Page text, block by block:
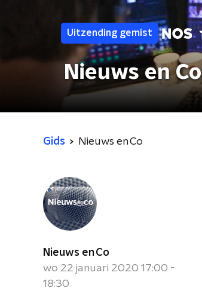
Uitzending gemist
Nieuws en Co
Gids Nieuws en Co
Nieuws en Co
wo 22 januari 2020 17:00 -
18:30